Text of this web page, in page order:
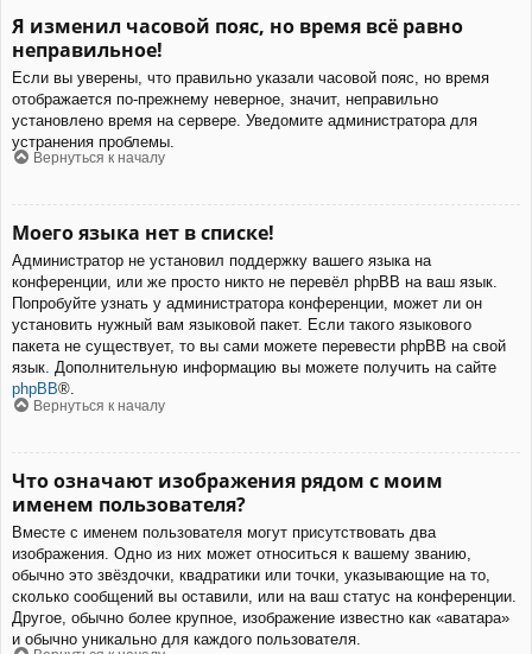
Я изменил часовой пояс, но время всё равно
неправильное!
Если вы уверены, что правильно указали часовой пояс, но время
отображается по-прежнему неверное, значит, неправильно
установлено время на сервере. Уведомите администратора для
устранения проблемы.
Вернуться к началу
Моего языка нет в списке!
Администратор не установил поддержку вашего языка на
конференции, или же просто никто не перевёл phpBB на ваш язык.
Попробуйте узнать у администратора конференции, может ли он
установить нужный вам языковой пакет. Если такого языкового
пакета не существует, то вы сами можете перевести phpBB на свой
язык. Дополнительную информацию вы можете получить на сайте
phpBB®.
Вернуться к началу
Что означают изображения рядом с моим
именем пользователя?
Вместе с именем пользователя могут присутствовать два
изображения. Одно из них может относиться к вашему званию,
обычно это звёздочки, квадратики или точки, указывающие на то,
сколько сообщений вы оставили, или на ваш статус на конференции.
Другое, обычно более крупное, изображение известно как «аватара»
и обычно уникально для каждого пользователя.